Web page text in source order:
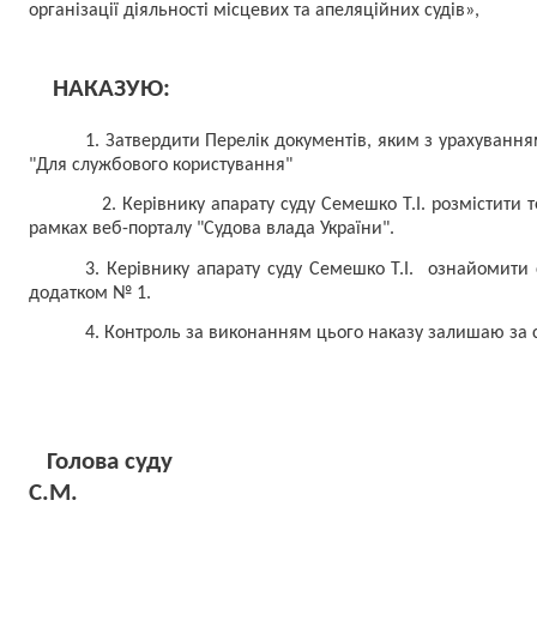
організації діяльності місцевих та апеляційних судів»,
НАКАЗУЮ:
1. Затвердити Перелік документів, якимз
"Для службового користування"
2. Керівнику апарату суду Семешко Т.І. розмістити
рамках веб-порталу "Судова влада України".
3. Керівнику апарату суду Семешко Т.І.
ознайомити
додатком № 1.
4. Контроль за виконанням цього наказу залишаю за
Голова суду
С.М.